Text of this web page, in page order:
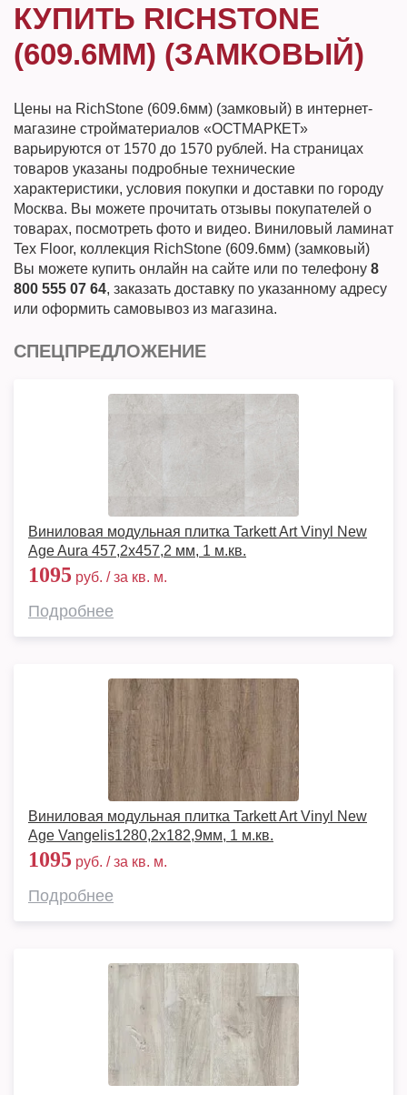
КУПИТЬ RICHSTONE
(609.6ММ) (ЗАМКОВЫЙ)
Цены на RichStone (609.6мм) (замковый) в интернет-
магазине стройматериалов «ОСТМАРКЕТ»
варьируются от 1570 до 1570 рублей. На страницах
товаров указаны подробные технические
характеристики, условия покупки и доставки по городу
Москва. Вы можете прочитать отзывы покупателей о
товарах, посмотреть фото и видео. Виниловый ламинат
Tex Floor, коллекция RichStone (609.6мм) (замковый)
Вы можете купить онлайн на сайте или по телефону 8
800 555 07 64, заказать доставку по указанному адресу
или оформить самовывоз из магазина.
СПЕЦПРЕДЛОЖЕНИЕ
Виниловая модульная плитка Tarkett Art Vinyl New
Age Aura 457,2x457,2 мм, 1 м.кв.
1095 руб. / за кв. м.
Подробнее
Виниловая модульная плитка Tarkett Art Vinyl New
Age Vangelis1280,2х182,9мм, 1 м.кв.
1095 руб. / за кв. м.
Подробнее